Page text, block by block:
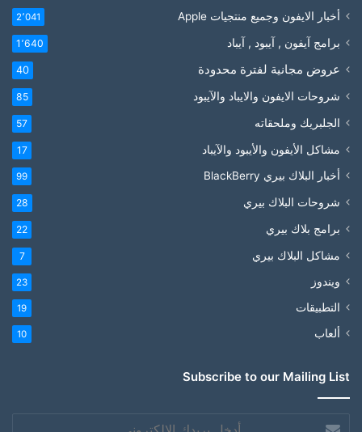
أخبار الايفون وجميع منتجيات Apple 2٬041
برامج آيفون , آيبود , آيباد 1٬640
عروض مجانية لفترة محدودة 40
شروحات الايفون والايباد والآيبود 85
الجلبريك وملحقاته 57
مشاكل الأيفون والأيبود والآيباد 17
أخبار البلاك بيري BlackBerry 99
شروحات البلاك بيري 28
برامج بلاك بيري 22
مشاكل البلاك بيري 7
ويندوز 23
التطبيقات 19
ألعاب 10
Subscribe to our Mailing List